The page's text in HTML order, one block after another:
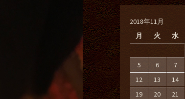
2018年11月
月
火 水
5
6 7
12
13 14
19
20 21